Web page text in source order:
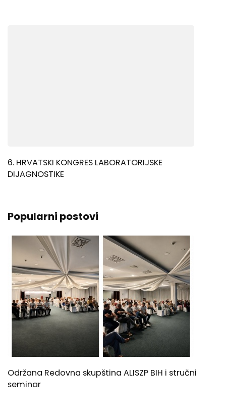
6. HRVATSKI KONGRES LABORATORIJSKE
DIJAGNOSTIKE
Popularni postovi
Održana Redovna skupština ALISZP BIH i stručni
seminar